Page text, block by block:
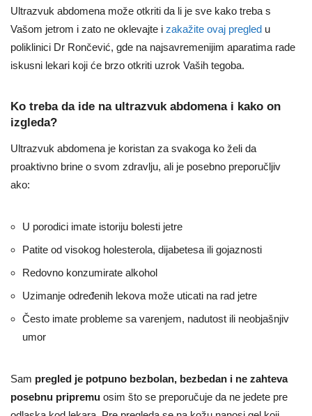
Ultrazvuk abdomena može otkriti da li je sve kako treba s
Vašom jetrom i zato ne oklevajte i zakažite ovaj pregled u
poliklinici Dr Rončević, gde na najsavremenijim aparatima rade
iskusni lekari koji će brzo otkriti uzrok Vaših tegoba.
Ko treba da ide na ultrazvuk abdomena i kako on
izgleda?
Ultrazvuk abdomena je koristan za svakoga ko želi da
proaktivno brine o svom zdravlju, ali je posebno preporučljiv
ako:
U porodici imate istoriju bolesti jetre
Patite od visokog holesterola, dijabetesa ili gojaznosti
Redovno konzumirate alkohol
Uzimanje određenih lekova može uticati na rad jetre
Često imate probleme sa varenjem, nadutost ili neobjašnjiv
umor
Sam pregled je potpuno bezbolan, bezbedan i ne zahteva
posebnu pripremu osim što se preporučuje da ne jedete pre